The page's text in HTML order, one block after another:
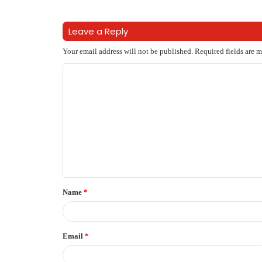
Leave a Reply
Your email address will not be published. Required fields are
t
*
Name *
Email *